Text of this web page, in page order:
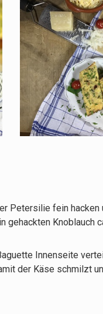
Petersilie fein hacken
Knoblauch
Innenseite
der Käse schmilzt